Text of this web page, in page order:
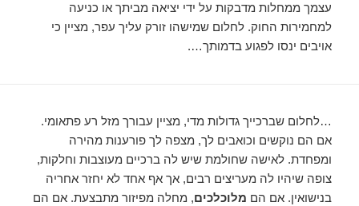
עצמך ממחלות מדבקות על ידי יציאה מביתך או כניעה
למחמירות החוק. לחלום שמישהו זורק עליך עפר, מציין כי
אויבים ינסו לפגוע בדמותך….
…לחלום שברכייך גדולות מדי, מציין עבורך מזל רע פתאומי.
אם הם נוקשים וכואבים לך, מצפה לך פורענות מהירה
ומפחדת. לאישה שחולמת שיש לה ברכיים מעוצבות וחלקות,
צופה שיהיו לה מעריצים רבים, אך אף אחד לא יחזר ​​אחריה
בנישואין. אם הם מלוכלכים, מחלה מפיזור מתבצעת. אם הם